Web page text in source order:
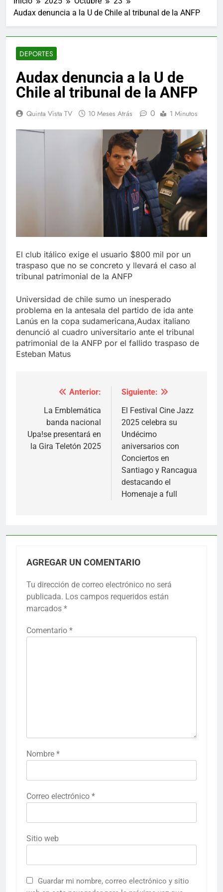
Audax denuncia a la U de Chile al tribunal de la ANFP
DEPORTES
Audax denuncia a la U de
Chile al tribunal de la ANFP
Quinta Vista TV 10 Meses Atrás 0 1 Minutos
El club itálico exige el usuario $800 mil por un
traspaso que no se concreto y llevará el caso al
tribunal patrimonial de la ANFP
Universidad de chile sumo un inesperado
problema en la antesala del partido de ida ante
Lanús en la copa sudamericana,Audax italiano
denunció al cuadro universitario ante el tribunal
patrimonial de la ANFP por el fallido traspaso de
Esteban Matus
Navegación
entradas
Anterior:
La Emblemática
banda nacional
Upa!se presentará en
la Gira Teletón 2025
Siguiente:
El Festival Cine Jazz
2025 celebra su
Undécimo
aniversarios con
Conciertos en
Santiago y Rancagua
destacando el
Homenaje a full
AGREGAR UN COMENTARIO
Tu dirección de correo electrónico no será
publicada. Los campos requeridos están
marcados *
Comentario *
Nombre *
Correo electrónico *
Sitio web
Guardar mi nombre, correo electrónico y sitio